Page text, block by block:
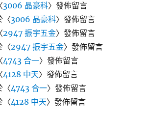
3006 晶豪科〉發佈留言
〈3006 晶豪科〉發佈留言
2947 振宇五金〉發佈留言
〈2947 振宇五金〉發佈留言
4743 合一〉發佈留言
4128 中天〉發佈留言
〈4743 合一〉發佈留言
〈4128 中天〉發佈留言